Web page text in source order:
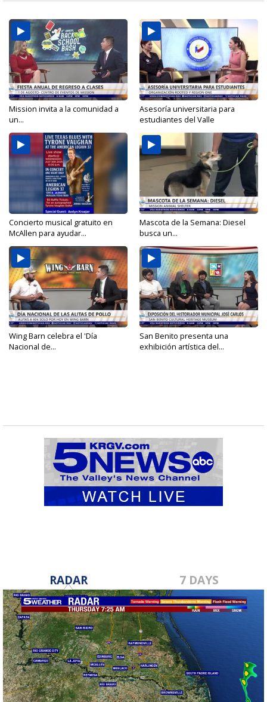
Mission invita a la comunidad a
un...
Asesoría universitaria para
estudiantes del Valle
Concierto musical gratuito en
McAllen para ayudar...
Mascota de la Semana: Diesel
busca un...
Wing Barn celebra el 'Día
Nacional de...
San Benito presenta una
exhibición artística del...
RADAR 7 DAYS